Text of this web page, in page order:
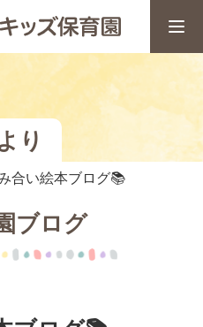
り
合い絵本ブログ📚
ブログ